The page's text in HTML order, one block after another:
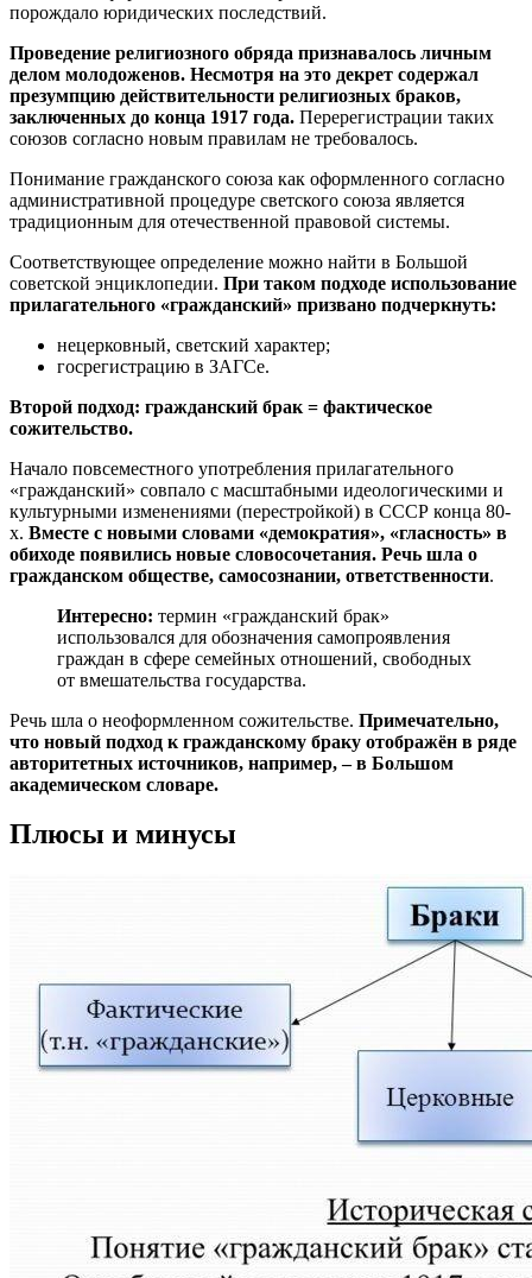
порождало юридических последствий.
Проведение религиозного обряда признавалось личным
делом молодоженов. Несмотря на это декрет содержал
презумпцию действительности религиозных браков,
заключенных до конца 1917 года. Перерегистрации таких
союзов согласно новым правилам не требовалось.
Понимание гражданского союза как оформленного согласно
административной процедуре светского союза является
традиционным для отечественной правовой системы.
Соответствующее определение можно найти в Большой
советской энциклопедии. При таком подходе использование
прилагательного «гражданский» призвано подчеркнуть:
нецерковный, светский характер;
госрегистрацию в ЗАГСе.
Второй подход: гражданский брак = фактическое
сожительство.
Начало повсеместного употребления прилагательного
«гражданский» совпало с масштабными идеологическими и
культурными изменениями (перестройкой) в СССР конца 80-
х. Вместе с новыми словами «демократия», «гласность» в
обиходе появились новые словосочетания. Речь шла о
гражданском обществе, самосознании, ответственности.
Интересно: термин «гражданский брак»
использовался для обозначения самопроявления
граждан в сфере семейных отношений, свободных
от вмешательства государства.
Речь шла о неоформленном сожительстве. Примечательно,
что новый подход к гражданскому браку отображён в ряде
авторитетных источников, например, – в Большом
академическом словаре.
Плюсы и минусы